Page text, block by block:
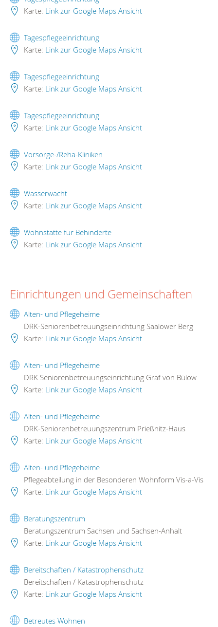
Karte: Link zur Google Maps Ansicht
Tagespflegeeinrichtung
Karte: Link zur Google Maps Ansicht
Tagespflegeeinrichtung
Karte: Link zur Google Maps Ansicht
Tagespflegeeinrichtung
Karte: Link zur Google Maps Ansicht
Vorsorge-/Reha-Kliniken
Karte: Link zur Google Maps Ansicht
Wasserwacht
Karte: Link zur Google Maps Ansicht
Wohnstätte für Behinderte
Karte: Link zur Google Maps Ansicht
Einrichtungen und Gemeinschaften
Alten- und Pflegeheime
DRK-Seniorenbetreuungseinrichtung Saalower Berg
Karte: Link zur Google Maps Ansicht
Alten- und Pflegeheime
DRK Seniorenbetreuungseinrichtung Graf von Bülow
Karte: Link zur Google Maps Ansicht
Alten- und Pflegeheime
DRK-Seniorenbetreuungszentrum Prießnitz-Haus
Karte: Link zur Google Maps Ansicht
Alten- und Pflegeheime
Pflegeabteilung in der Besonderen Wohnform Vis-a-Vis
Karte: Link zur Google Maps Ansicht
Beratungszentrum
Beratungszentrum Sachsen und Sachsen-Anhalt
Karte: Link zur Google Maps Ansicht
Bereitschaften / Katastrophenschutz
Bereitschaften / Katastrophenschutz
Karte: Link zur Google Maps Ansicht
Betreutes Wohnen